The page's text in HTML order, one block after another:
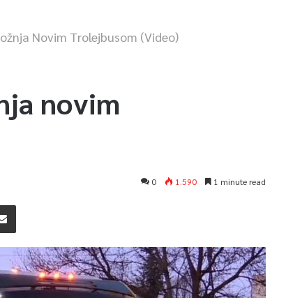
Novim Trolejbusom (video)
novim
0 1.590 1 minute read